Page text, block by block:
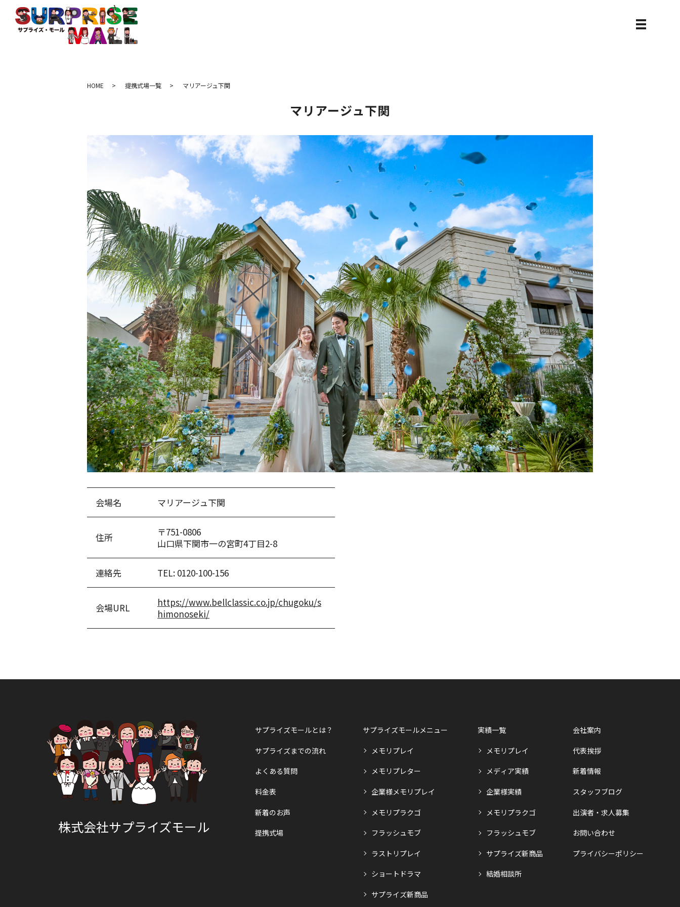
HOME 提携式場一覧 マリアージュ下関
マリアージュ下関
会場名 マリアージュ下関
住所
〒751-0806
山口県下関市一の宮町4丁目2-8
連絡先 TEL: 0120-100-156
会場URL
https://www.bellclassic.co.jp/chugoku/s
himonoseki/
株式会社サプライズモール
サプライズモールとは？
サプライズまでの流れ
よくある質問
料金表
新着のお声
提携式場
サプライズモールメニュー
メモリプレイ
メモリプレター
企業様メモリプレイ
メモリプラクゴ
フラッシュモブ
ラストリプレイ
ショートドラマ
サプライズ新商品
実績一覧
メモリプレイ
メディア実績
企業様実績
メモリプラクゴ
フラッシュモブ
サプライズ新商品
結婚相談所
会社案内
代表挨拶
新着情報
スタッフブログ
出演者・求人募集
お問い合わせ
プライバシーポリシー